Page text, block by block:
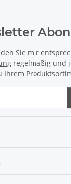
Sie mir
regelmäßig und
Ihrem